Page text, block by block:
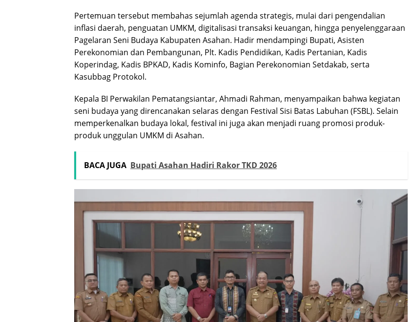
Pertemuan tersebut membahas sejumlah agenda strategis, mulai dari pengendalian
inflasi daerah, penguatan UMKM, digitalisasi transaksi keuangan, hingga penyelenggaraan
Pagelaran Seni Budaya Kabupaten Asahan. Hadir mendampingi Bupati, Asisten
Perekonomian dan Pembangunan, Plt. Kadis Pendidikan, Kadis Pertanian, Kadis
Koperindag, Kadis BPKAD, Kadis Kominfo, Bagian Perekonomian Setdakab, serta
Kasubbag Protokol.
Kepala BI Perwakilan Pematangsiantar, Ahmadi Rahman, menyampaikan bahwa kegiatan
seni budaya yang direncanakan selaras dengan Festival Sisi Batas Labuhan (FSBL). Selain
memperkenalkan budaya lokal, festival ini juga akan menjadi ruang promosi produk-
produk unggulan UMKM di Asahan.
BACA JUGA Bupati Asahan Hadiri Rakor TKD 2026